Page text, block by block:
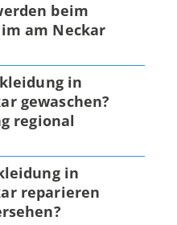
beim
am Neckar
in
gewaschen?
regional
in
reparieren